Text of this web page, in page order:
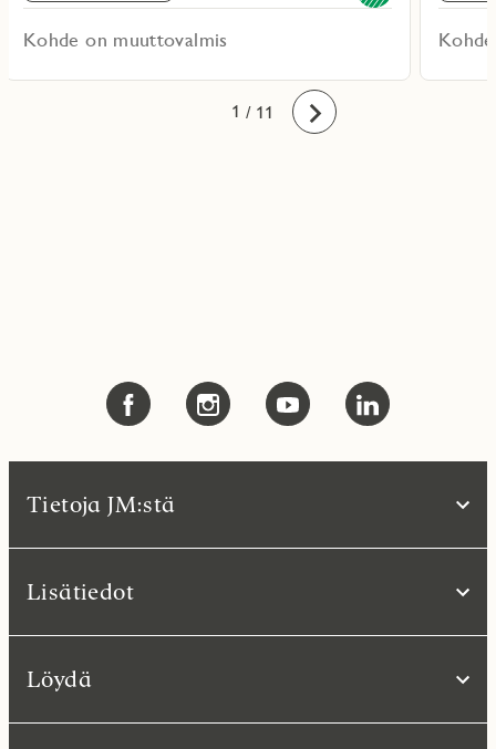
Kohde on muuttovalmis
1
2
3
4
5
6
7
8
9
10
11 / 11 Eteenpäin
Tietoja JM:stä
Lisätiedot
Löydä